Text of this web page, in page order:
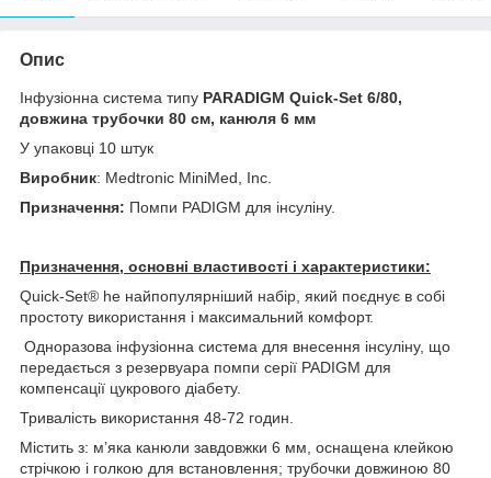
Опис
Інфузіонна система типу PARADIGM Quick-Set 6/80,
довжина трубочки 80 см, канюля 6 мм
У упаковці 10 штук
Виробник: Medtronic MiniMed, Inc.
Призначення: Помпи PADIGM для інсуліну.
Призначення, основні властивості і характеристики:
Quick-Set® he найпопулярніший набір, який поєднує в собі
простоту використання і максимальний комфорт.
Одноразова інфузіонна система для внесення інсуліну, що
передається з резервуара помпи серії PADIGM для
компенсації цукрового діабету.
Тривалість використання 48-72 годин.
Містить з: м’яка канюли завдовжки 6 мм, оснащена клейкою
стрічкою і голкою для встановлення; трубочки довжиною 80